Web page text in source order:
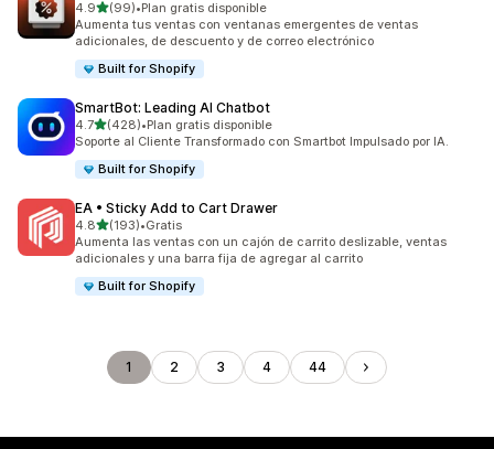
4.9de 5 estrellas
(99)
99 reseñas en total
•Plan gratis disponible
Aumenta tus ventas con ventanas emergentes de ventas
adicionales, de descuento y de correo electrónico
Built for Shopify
SmartBot: Leading AI Chatbot
4.7de 5 estrellas
(428)
428 reseñas en total
•Plan gratis disponible
Soporte al Cliente Transformado con Smartbot Impulsado por IA.
Built for Shopify
EA • Sticky Add to Cart Drawer
4.8de 5 estrellas
(193)
193 reseñas en total
•Gratis
Aumenta las ventas con un cajón de carrito deslizable, ventas
adicionales y una barra fija de agregar al carrito
Built for Shopify
1 2 3 4 44